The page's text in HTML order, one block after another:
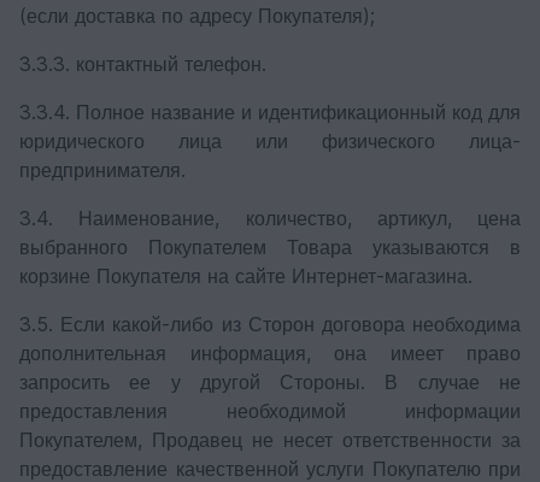
(если доставка по адресу Покупателя);
3.3.3. контактный телефон.
3.3.4. Полное название и идентификационный код для
юридического лица или физического лица-
предпринимателя.
3.4. Наименование, количество, артикул, цена
выбранного Покупателем Товара указываются в
корзине Покупателя на сайте Интернет-магазина.
3.5. Если какой-либо из Сторон договора необходима
дополнительная информация, она имеет право
запросить ее у другой Стороны. В случае не
предоставления необходимой информации
Покупателем, Продавец не несет ответственности за
предоставление качественной услуги Покупателю при